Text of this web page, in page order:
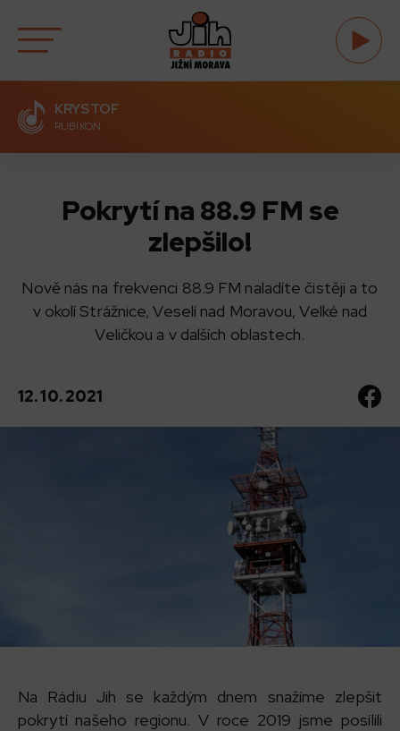
KRYSTOF
RUBIKON
Pokrytí na 88.9 FM se
zlepšilo!
Nově nás na frekvenci 88.9 FM naladíte čistěji a to
v okolí Strážnice, Veselí nad Moravou, Velké nad
Veličkou a v dalších oblastech.
12. 10. 2021
Na Rádiu Jih se každým dnem snažíme zlepšit
pokrytí našeho regionu. V roce 2019 jsme posílili